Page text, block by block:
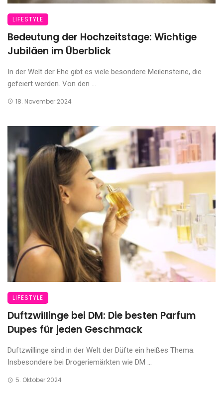
LIFESTYLE
Bedeutung der Hochzeitstage: Wichtige
Jubiläen im Überblick
In der Welt der Ehe gibt es viele besondere Meilensteine, die
gefeiert werden. Von den ...
18. November 2024
LIFESTYLE
Duftzwillinge bei DM: Die besten Parfum
Dupes für jeden Geschmack
Duftzwillinge sind in der Welt der Düfte ein heißes Thema.
Insbesondere bei Drogeriemärkten wie DM ...
5. Oktober 2024